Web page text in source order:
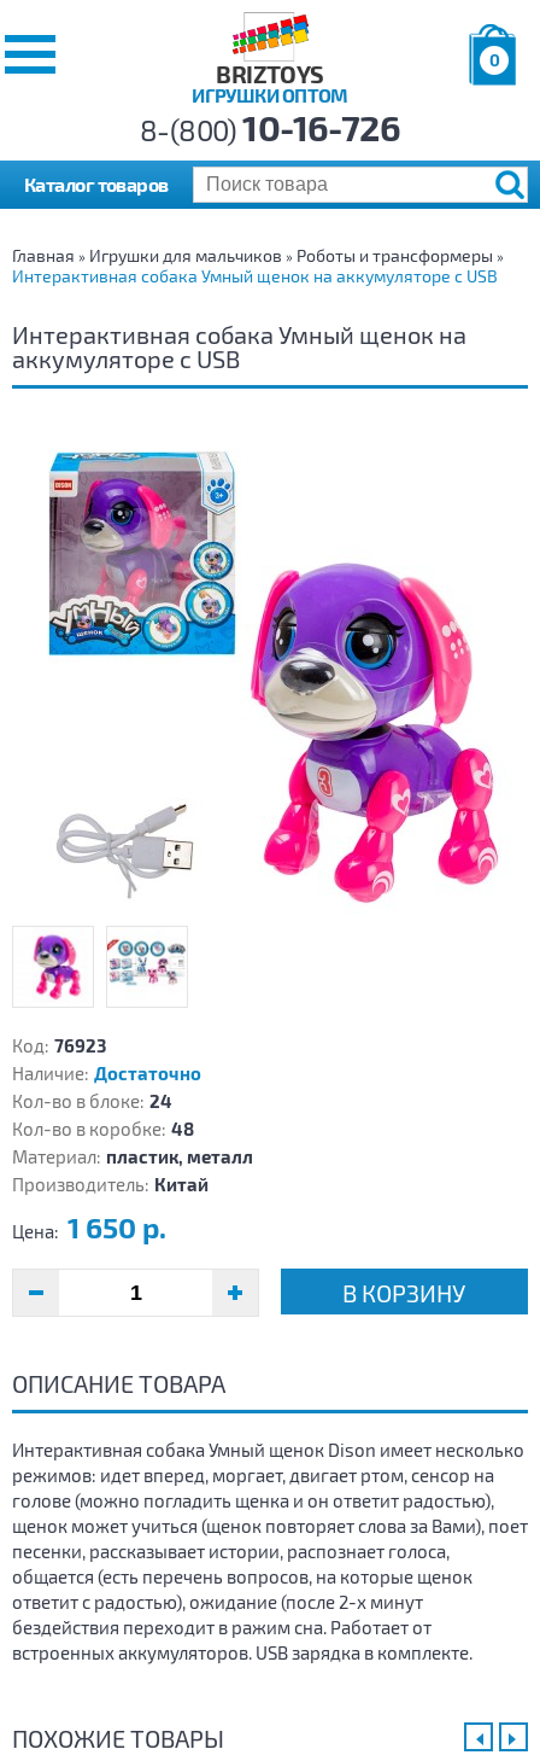
BRIZTOYS
ИГРУШКИ ОПТОМ
0
р.
8-(800)10-16-726
Каталог товаров
Главная » Игрушки для мальчиков » Роботы и трансформеры »
Интерактивная собака Умный щенок на аккумуляторе с USB
Интерактивная собака Умный щенок на
аккумуляторе с USB
Код: 76923
Наличие: Достаточно
Кол-во в блоке: 24
Кол-во в коробке: 48
Материал: пластик, металл
Производитель: Китай
Цена: 1 650 р.
В КОРЗИНУ
ОПИСАНИЕ ТОВАРА
Интерактивная собака Умный щенок Dison имеет несколько
режимов: идет вперед, моргает, двигает ртом, сенсор на
голове (можно погладить щенка и он ответит радостью),
щенок может учиться (щенок повторяет слова за Вами), поет
песенки, рассказывает истории, распознает голоса,
общается (есть перечень вопросов, на которые щенок
ответит с радостью), ожидание (после 2-х минут
бездействия переходит в ражим сна. Работает от
встроенных аккумуляторов. USB зарядка в комплекте.
ПОХОЖИЕ ТОВАРЫ